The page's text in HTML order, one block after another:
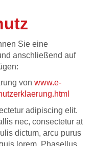
Sie eine
anschließend auf
vonwww.e-
adipiscing elit.
nec, consectetur at
dictum, arcu purus
lorem. Phasellus